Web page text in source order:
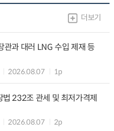
더보기
관과 대러 LNG 수입 제재 등
2026.08.07 1p
232조 관세 및 최저가격제
2026.08.07 2p